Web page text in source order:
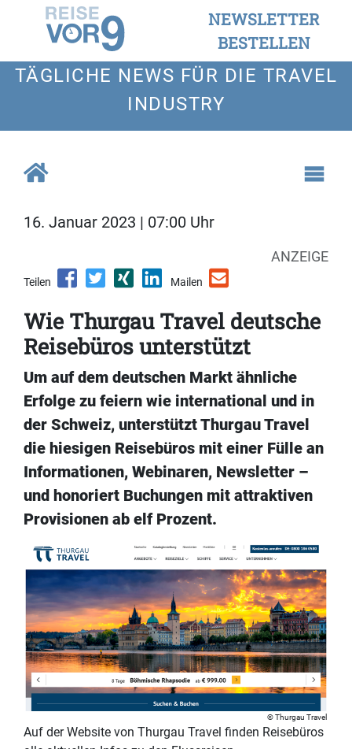
NEWSLETTER
BESTELLEN
TÄGLICHE NEWS FÜR DIE TRAVEL
INDUSTRY
16. Januar 2023 | 07:00 Uhr
ANZEIGE
Teilen Mailen
Wie Thurgau Travel deutsche
Reisebüros unterstützt
Um auf dem deutschen Markt ähnliche
Erfolge zu feiern wie international und in
der Schweiz, unterstützt Thurgau Travel
die hiesigen Reisebüros mit einer Fülle an
Informationen, Webinaren, Newsletter –
und honoriert Buchungen mit attraktiven
Provisionen ab elf Prozent.
Thurgau Travel
Auf der Website von Thurgau Travel finden Reisebüros